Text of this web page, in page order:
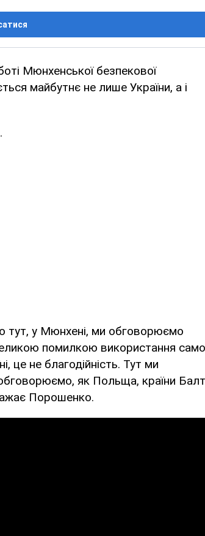
Мюнхенської безпекової
майбутнє не лише України, а і
у Мюнхені, ми обговорюємо
помилкою використання
це не благодійність. Тут ми
як Польща, країни
Порошенко.